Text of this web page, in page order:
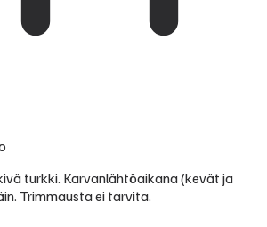
turkki. Karvanlähtöaikana (kevät ja
Trimmausta ei tarvita.